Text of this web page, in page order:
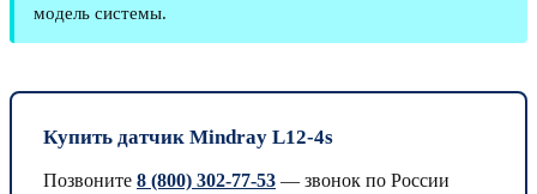
модель системы.
Купить датчик Mindray L12-4s
Позвоните 8 (800) 302-77-53 — звонок по России